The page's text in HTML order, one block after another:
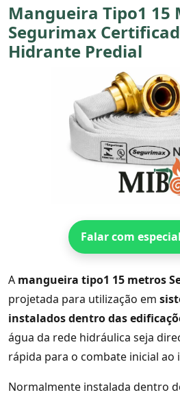
Mangueira Tipo1 15
Segurimax
Hidrante Predial
Falar com
A mangueira tipo1 15 metros
projetada para utilização em
instalados dentro das
água da rede hidráulica seja
rápida para o combate inicial ao
Normalmente instalada dentro